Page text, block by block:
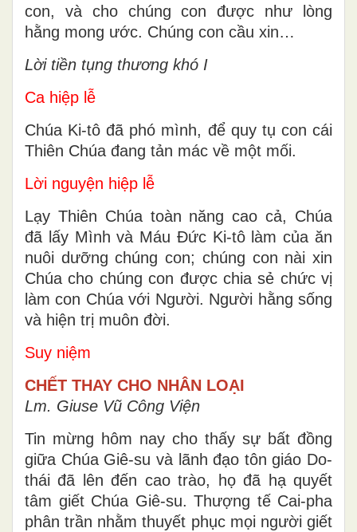
con, và cho chúng con được như lòng
hằng mong ước. Chúng con cầu xin…
Lời tiền tụng thương khó I
Ca hiệp lễ
Chúa Ki-tô đã phó mình, để quy tụ con cái
Thiên Chúa đang tản mác về một mối.
Lời nguyện hiệp lễ
Lạy Thiên Chúa toàn năng cao cả, Chúa
đã lấy Mình và Máu Ðức Ki-tô làm của ăn
nuôi dưỡng chúng con; chúng con nài xin
Chúa cho chúng con được chia sẻ chức vị
làm con Chúa với Người. Người hằng sống
và hiện trị muôn đời.
Suy niệm
CHẾT THAY CHO NHÂN LOẠI
Lm. Giuse Vũ Công Viện
Tin mừng hôm nay cho thấy sự bất đồng
giữa Chúa Giê-su và lãnh đạo tôn giáo Do-
thái đã lên đến cao trào, họ đã hạ quyết
tâm giết Chúa Giê-su. Thượng tế Cai-pha
phân trần nhằm thuyết phục mọi người giết